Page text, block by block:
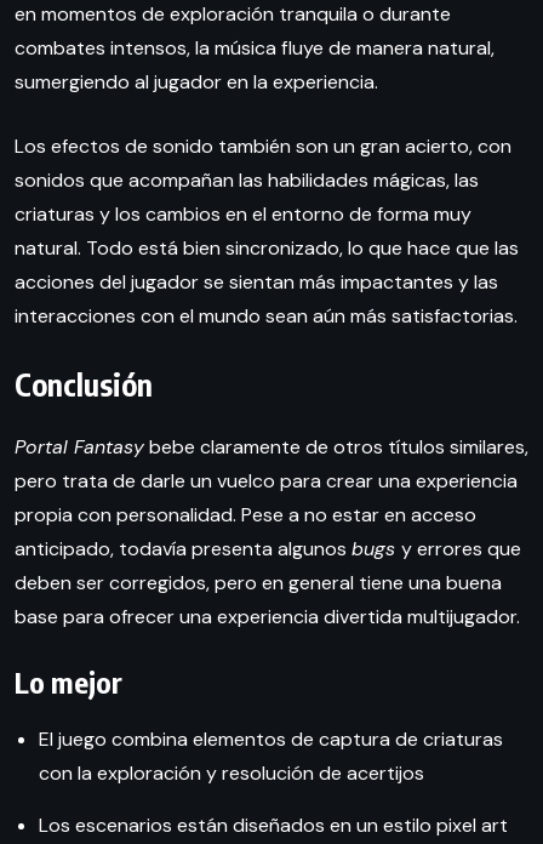
en momentos de exploración tranquila o durante
combates intensos, la música fluye de manera natural,
sumergiendo al jugador en la experiencia.
Los efectos de sonido también son un gran acierto, con
sonidos que acompañan las habilidades mágicas, las
criaturas y los cambios en el entorno de forma muy
natural. Todo está bien sincronizado, lo que hace que las
acciones del jugador se sientan más impactantes y las
interacciones con el mundo sean aún más satisfactorias.
Conclusión
Portal Fantasybebe claramente de otros títulos similares,
pero trata de darle un vuelco para crear una experiencia
propia con personalidad. Pese a no estar en acceso
anticipado, todavía presenta algunos bugs y errores que
deben ser corregidos, pero en general tiene una buena
base para ofrecer una experiencia divertida multijugador.
Lo mejor
El juego combina elementos de captura de criaturas
con la exploración y resolución de acertijos
Los escenarios están diseñados en un estilo pixel art